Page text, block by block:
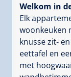
Welkom in
Elk
woonkeuken
knusse zit-
eettafel en
met